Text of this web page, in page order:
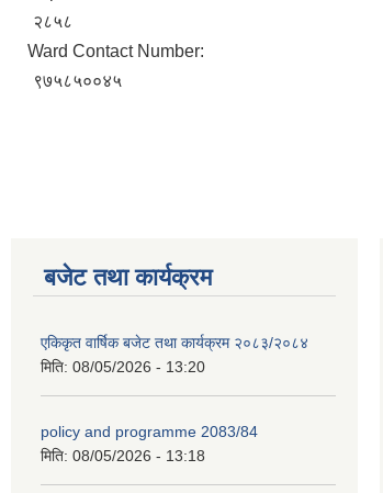
२८५८
Ward Contact Number:
९७५८५००४५
बजेट तथा कार्यक्रम
एकिकृत वार्षिक बजेट तथा कार्यक्रम २०८३/२०८४
मिति: 08/05/2026 - 13:20
policy and programme 2083/84
मिति: 08/05/2026 - 13:18